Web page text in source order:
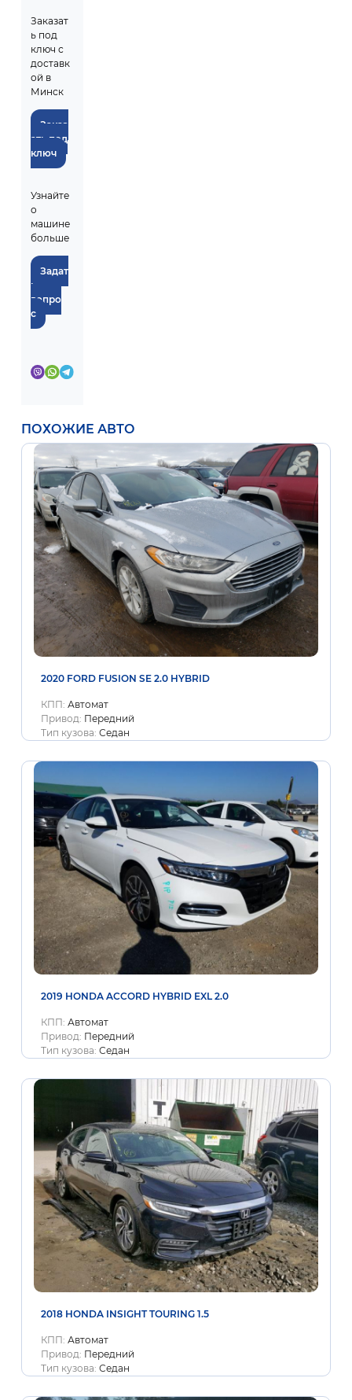
Заказат
ь под
ключ с
доставк
ой в
Минск
Заказ
ать под
ключ
Узнайте
о
машине
больше
Задат
ь
вопро
с
ПОХОЖИЕ АВТО
2020 FORD FUSION SE 2.0 HYBRID
КПП: Автомат
Привод: Передний
Тип кузова: Седан
2019 HONDA ACCORD HYBRID EXL 2.0
КПП: Автомат
Привод: Передний
Тип кузова: Седан
2018 HONDA INSIGHT TOURING 1.5
КПП: Автомат
Привод: Передний
Тип кузова: Седан